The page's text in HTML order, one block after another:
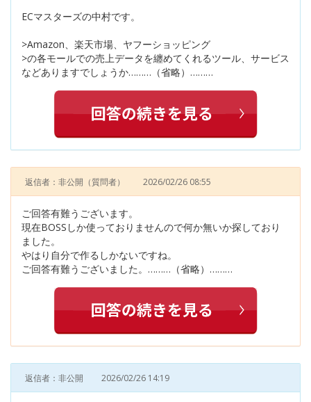
ECマスターズの中村です。
>Amazon、楽天市場、ヤフーショッピング
>の各モールでの売上データを纏めてくれるツール、サービス
などありますでしょうか………（省略）………
返信者：非公開 （質問者） 2026/02/26 08:55
ご回答有難うございます。
現在BOSSしか使っておりませんので何か無いか探しており
ました。
やはり自分で作るしかないですね。
ご回答有難うございました。………（省略）………
返信者：非公開 2026/02/26 14:19